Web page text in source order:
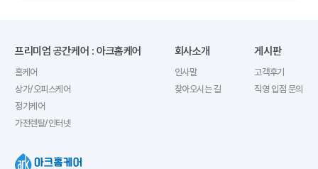
프리미엄 공간케어 : 아크홈케어
홈케어
상가/오피스케어
정기케어
가전렌탈/인터넷
회사소개
인사말
찾아오시는 길
게시판
고객후기
직영 입점 문의